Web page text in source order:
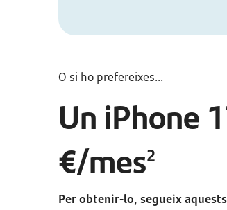
O si ho prefereixes...
Un iPhone
€/mes2
Per obtenir-lo, segueix